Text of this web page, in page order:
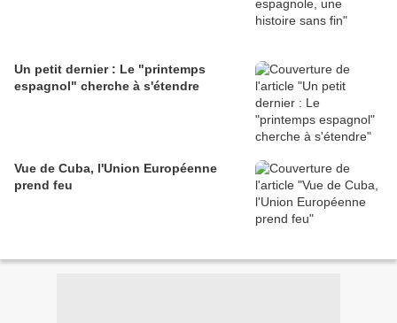
Un petit dernier : Le "printemps
espagnol" cherche à s'étendre
Vue de Cuba, l'Union Européenne
prend feu